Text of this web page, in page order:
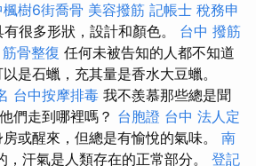
楓樹6街喬骨 美容撥筋 記帳士 稅務申
很多形狀，設計和顏色。 台中 撥筋
筋骨整復 任何未被告知的人都不知道
是石蠟，充其量是香水大豆蠟。
台中按摩排毒 我不羨慕那些總是聞
們走到哪裡嗎？ 台胞證 台中 法人定
或醒來，但總是有愉悅的氣味。 南
，汗氣是人類存在的正常部分。 登記